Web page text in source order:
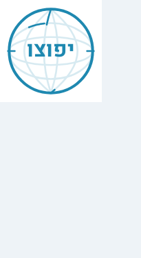
יפוצו